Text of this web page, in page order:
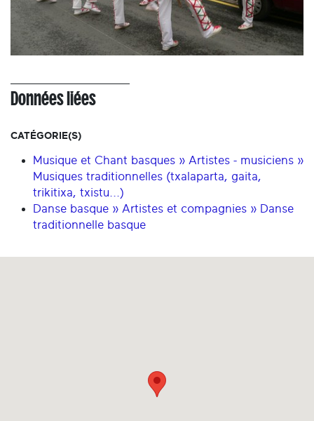
Données liées
CATÉGORIE(S)
Musique et Chant basques » Artistes - musiciens »
Musiques traditionnelles (txalaparta, gaita,
trikitixa, txistu...)
Danse basque » Artistes et compagnies » Danse
traditionnelle basque